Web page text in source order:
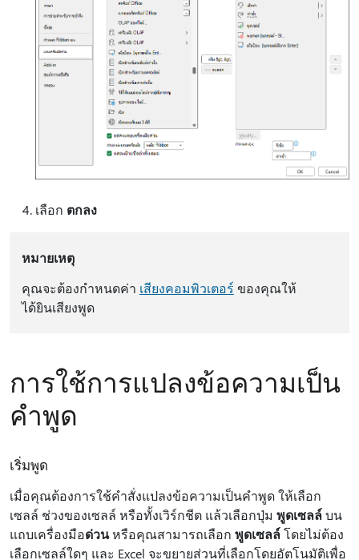
เลือก ตกลง
หมายเหตุ
คุณจะต้องกําหนดค่า เสียงคอมพิวเตอร์ ของคุณให้
ได้ยินเสียงพูด
การใช้การแปลงข้อความเป็น
คําพูด
เริ่มพูด
เมื่อคุณต้องการใช้คําสั่งแปลงข้อความเป็นคําพูด ให้เลือก
เซลล์ ช่วงของเซลล์ หรือทั้งเวิร์กชีต แล้วเลือกปุ่ม พูดเซลล์บน
แถบเครื่องมือด่วนหรือคุณสามารถเลือก พูดเซลล์โดยไม่ต้อง
เลือกเซลล์ใดๆ และ Excel จะขยายส่วนที่เลือกโดยอัตโนมัติเพื่อ